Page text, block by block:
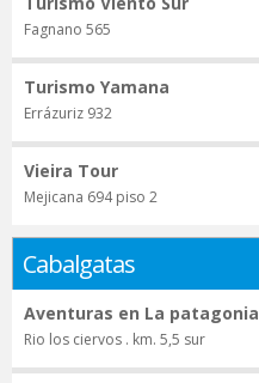
Fagnano 565
Turismo Yamana
Errázuriz 932
Vieira Tour
Mejicana 694 piso 2
Cabalgatas
Aventuras en La patagonia
Rio los ciervos . km. 5,5 sur